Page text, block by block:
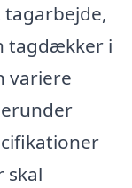
tagdækker i
variere
skal